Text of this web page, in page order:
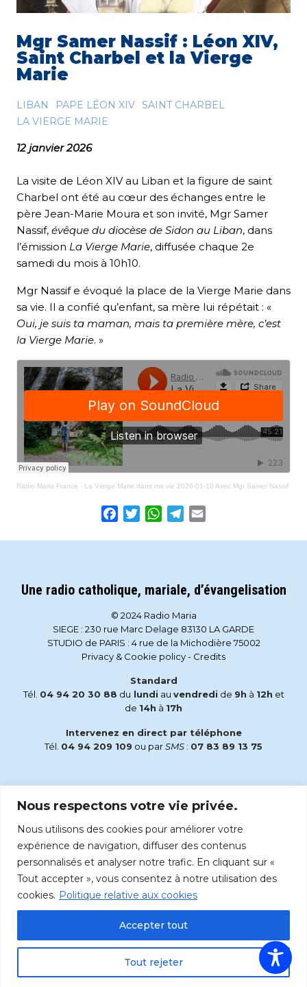
Nous respectons votre vie privée.
Nous utilisons des cookies pour améliorer votre
expérience de navigation, diffuser des contenus
personnalisés et analyser notre trafic. En cliquant sur «
Tout accepter », vous consentez à notre utilisation des
cookies. Politique relative aux cookies
Tout rejeter
Accepter tout
Mgr Samer Nassif : Léon XIV,
Saint Charbel et la Vierge
Marie
LIBAN PAPE LÉON XIV
SAINT CHARBEL
LA VIERGE MARIE
12 janvier 2026
La visite de Léon XIV au Liban et la figure de saint
Charbel ont été au cœur des échanges entre le
père Jean-Marie Moura et son invité, Mgr Samer
Nassif, évêque du diocèse de Sidon au Liban, dans
l’émission La Vierge Marie, diffusée chaque 2e
samedi du mois à 10h10.
Mgr Nassif e évoqué la place de la Vierge Marie dans
sa vie. Il a confié qu’enfant, sa mère lui répétait : «
Oui, je suis ta maman, mais ta première mère, c’est
la Vierge Marie. »
Radio Maria France · La Vierge Marie dans ma vie 2026-01-10 Avec Mgr Samer Nassif
Facebook
TwitterWhatsApp
Telegram
Une radio catholique, mariale, d’évangelisation
© 2024 Radio Maria
SIEGE : 230 rue Marc Delage 83130 LA GARDE
STUDIO de PARIS : 4 rue de la Michodière 75002
Privacy & Cookie policy- Credits
Standard
Tél. 04 94 20 30 88 du lundi au vendredi de 9h à 12h et
de 14h à 17h
Intervenez en direct par téléphone
Tél. 04 94 209 109 ou parSMS : 07 83 89 13 75
accueil@radiomaria.fr
Écoutez Radio Maria sur :